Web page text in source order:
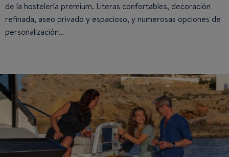
de la hostelería premium. Literas confortables, decoración
refinada, aseo privado y espacioso, y numerosas opciones de
personalización…